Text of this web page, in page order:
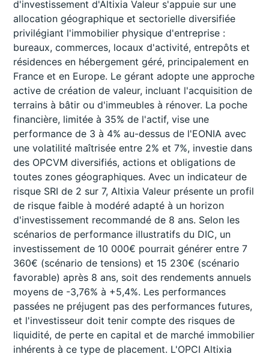
d'investissement d'Altixia Valeur s'appuie sur une
allocation géographique et sectorielle diversifiée
privilégiant l'immobilier physique d'entreprise :
bureaux, commerces, locaux d'activité, entrepôts et
résidences en hébergement géré, principalement en
France et en Europe. Le gérant adopte une approche
active de création de valeur, incluant l'acquisition de
terrains à bâtir ou d'immeubles à rénover. La poche
financière, limitée à 35% de l'actif, vise une
performance de 3 à 4% au-dessus de l'EONIA avec
une volatilité maîtrisée entre 2% et 7%, investie dans
des OPCVM diversifiés, actions et obligations de
toutes zones géographiques. Avec un indicateur de
risque SRI de 2 sur 7, Altixia Valeur présente un profil
de risque faible à modéré adapté à un horizon
d'investissement recommandé de 8 ans. Selon les
scénarios de performance illustratifs du DIC, un
investissement de 10 000€ pourrait générer entre 7
360€ (scénario de tensions) et 15 230€ (scénario
favorable) après 8 ans, soit des rendements annuels
moyens de -3,76% à +5,4%. Les performances
passées ne préjugent pas des performances futures,
et l'investisseur doit tenir compte des risques de
liquidité, de perte en capital et de marché immobilier
inhérents à ce type de placement. L'OPCI Altixia